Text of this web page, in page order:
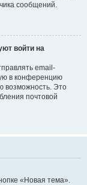
сообщений.
войти на
email-
в конференцию
возможность. Это
почтовой
«Новая тема».